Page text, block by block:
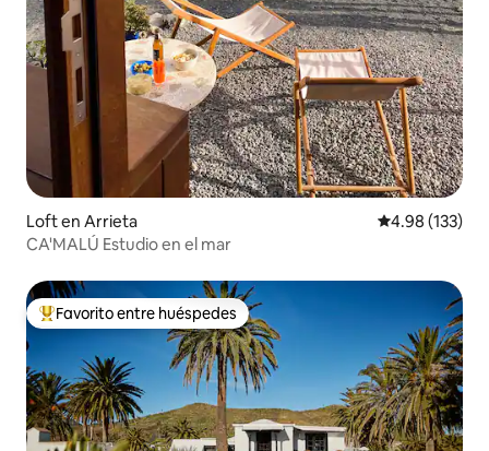
Loft en Arrieta Calificación
4.98 (133)
CA'MALÚ Estudio en el mar
De los mejores en Favorito entre huéspedes
Favorito entre huéspedes